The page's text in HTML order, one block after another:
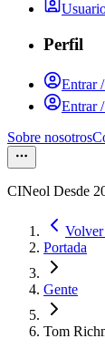
Perfil
Entrar
Entrar
Sobre nosotros
CINeol Desde
Volver
Portada
Gente
Tom